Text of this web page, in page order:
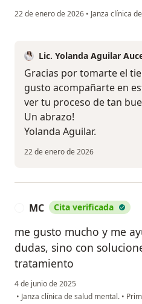
22 de enero de 2026 • Janza clínica
Lic. Yolanda Aguilar
Gracias por tomarte el
gusto acompañarte en
ver tu proceso de tan
Un abrazo!
Yolanda Aguilar.
22 de enero de 2026
MC Cita verificada
me gusto mucho y me
dudas, sino con
tratamiento
4 de junio de 2025
• Janza clínica de salud mental. •